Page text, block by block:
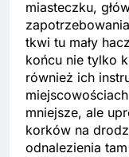
miasteczku,
tkwi tu mały
końcu nie tylko
również ich
mniejsze, ale
korków na
odnalezienia